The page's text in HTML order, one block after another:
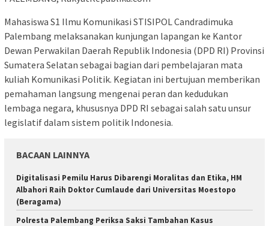
Mahasiswa S1 Ilmu Komunikasi STISIPOL Candradimuka
Palembang melaksanakan kunjungan lapangan ke Kantor
Dewan Perwakilan Daerah Republik Indonesia (DPD RI) Provinsi
Sumatera Selatan sebagai bagian dari pembelajaran mata
kuliah Komunikasi Politik. Kegiatan ini bertujuan memberikan
pemahaman langsung mengenai peran dan kedudukan
lembaga negara, khususnya DPD RI sebagai salah satu unsur
legislatif dalam sistem politik Indonesia.
BACAAN LAINNYA
Digitalisasi Pemilu Harus Dibarengi Moralitas dan Etika, HM
Albahori Raih Doktor Cumlaude dari Universitas Moestopo
(Beragama)
Polresta Palembang Periksa Saksi Tambahan Kasus